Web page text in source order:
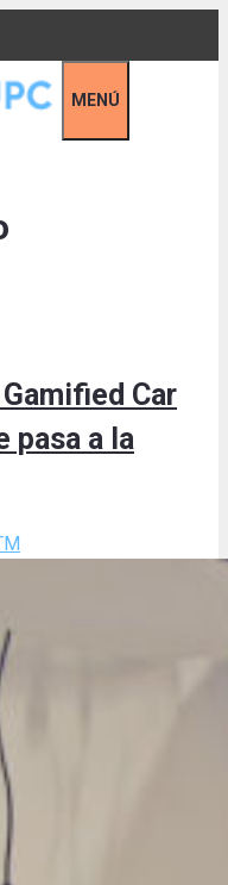
MENÚ
Car
pasa a la